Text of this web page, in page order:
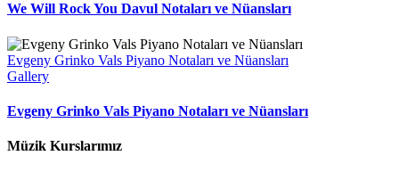
We Will Rock You Davul Notaları ve Nüansları
Evgeny Grinko Vals Piyano Notaları ve Nüansları
Gallery
Evgeny Grinko Vals Piyano Notaları ve Nüansları
Müzik Kurslarımız